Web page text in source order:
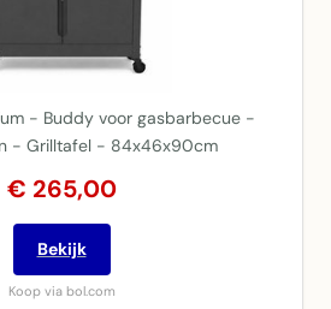
- Buddy voor gasbarbecue -
- Grilltafel - 84x46x90cm
€ 265,00
Bekijk
Koop via bol.com